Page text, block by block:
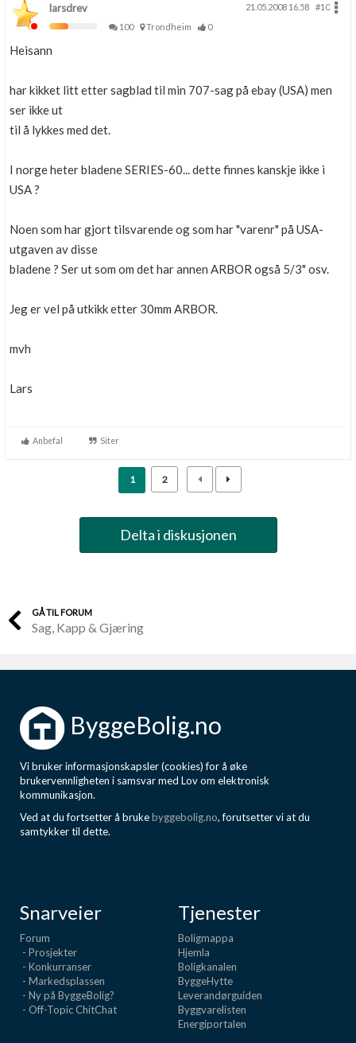
larsdrev 21.05.2008 16.58
#10
100
Trondheim 0
Heisann
har kikket litt etter sagblad til min 707-sag på ebay (USA) men
ser ikke ut
til å lykkes med det.
I norge heter bladene SERIES-60... dette finnes kanskje ikke i
USA ?
Noen som har gjort tilsvarende og som har "varenr" på USA-
utgaven av disse
bladene ? Ser ut som om det har annen ARBOR også 5/3" osv.
Jeg er vel på utkikk etter 30mm ARBOR.
mvh
Lars
Anbefal Siter
1 2
Delta i diskusjonen
GÅ TIL FORUM
Sag, Kapp & Gjæring
ByggeBolig.no
Vi bruker informasjonskapsler (cookies) for å øke
brukervennligheten i samsvar med Lov om elektronisk
kommunikasjon.
Ved at du fortsetter å brukebyggebolig.no, forutsetter vi at du
samtykker til dette.
Snarveier
Forum
- Prosjekter
- Konkurranser
- Markedsplassen
- Ny på ByggeBolig?
- Off-Topic ChitChat
Tjenester
Boligmappa
Hjemla
Boligkanalen
ByggeHytte
Leverandørguiden
Byggvarelisten
Energiportalen